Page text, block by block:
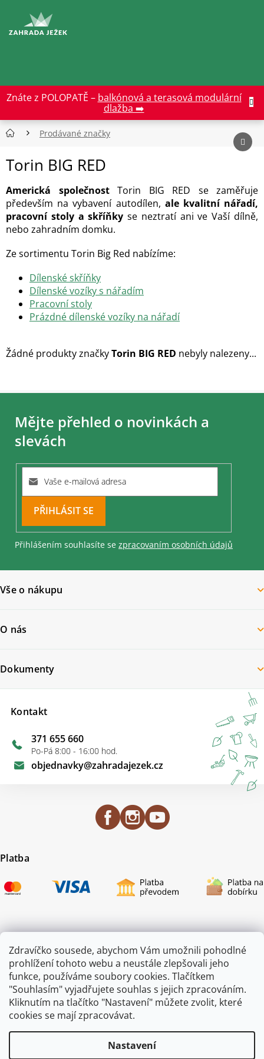
Zdravíčko sousede, abychom Vám umožnili pohodlné
prohlížení tohoto webu a neustále zlepšovali jeho
funkce, používáme soubory cookies. Tlačítkem
"Souhlasím" vyjadřujete souhlas s jejich zpracováním.
Kliknutím na tlačítko "Nastavení" můžete zvolit, které
cookies se mají zpracovávat.
Nastavení
obsah
Znáte z POLOPATĚ – balkónová a terasová modulární
dlažba ➡️
Prodávané značky
Torin BIG RED
Americká společnostTorin BIG RED se zaměřuje
především na vybavení autodílen, ale kvalitní nářadí,
pracovní stoly a skříňky se neztratí ani ve Vaší dílně,
nebo zahradním domku.
Ze sortimentu Torin Big Red nabízíme:
Dílenské skříňky
Dílenské vozíky s nářadím
Pracovní stoly
Prázdné dílenské vozíky na nářadí
Žádné produkty značkyTorin BIG RED nebyly nalezeny...
Z
Mějte přehled o novinkách a
slevách
PŘIHLÁSIT
SE
Přihlášením souhlasíte se zpracovaním osobních údajů
Vše o nákupu
O nás
Kontakt
objednavky@zahradajezek.cz
371 655 660
Po-Pá 8:00 - 16:00 hod.
Dokumenty
Platba
Certifikace